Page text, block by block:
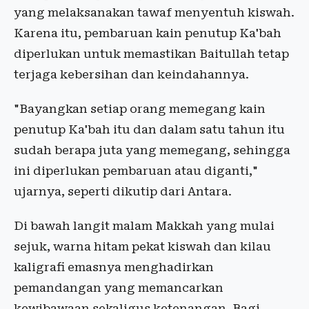
yang melaksanakan tawaf menyentuh kiswah.
Karena itu, pembaruan kain penutup Ka'bah
diperlukan untuk memastikan Baitullah tetap
terjaga kebersihan dan keindahannya.
"Bayangkan setiap orang memegang kain
penutup Ka'bah itu dan dalam satu tahun itu
sudah berapa juta yang memegang, sehingga
ini diperlukan pembaruan atau diganti,"
ujarnya, seperti dikutip dari Antara.
Di bawah langit malam Makkah yang mulai
sejuk, warna hitam pekat kiswah dan kilau
kaligrafi emasnya menghadirkan
pemandangan yang memancarkan